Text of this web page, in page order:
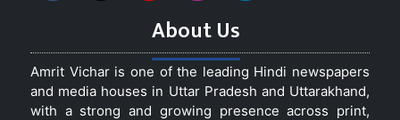
About Us
Amrit Vichar is one of the leading Hindi newspapers
and media houses in Uttar Pradesh and Uttarakhand,
with a strong and growing presence across print,